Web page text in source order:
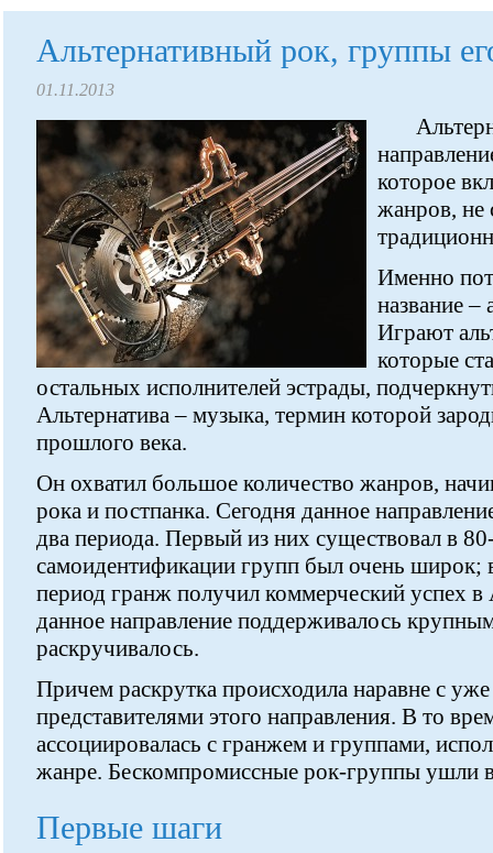
Альтернативный рок, группы
01.11.2013
которое
жанров, не
Именно
название –
Играют
которые
остальных исполнителей эстрады,
Альтернатива – музыка, термин которой
прошлого века.
Он охватил большое количество жанров,
рока и постпанка. Сегодня данное
два периода. Первый из них существовал в
самоидентификации групп был очень широк;
период гранж получил коммерческий успех в
данное направление поддерживалось
раскручивалось.
Причем раскрутка происходила наравне с
представителями этого направления. В то
ассоциировалась с гранжем и группами,
жанре. Бескомпромиссные рок-группы ушли
Первые шаги